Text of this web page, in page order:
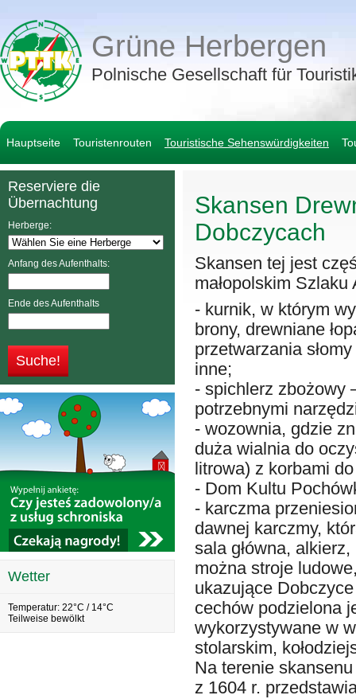
Grüne Herbergen
Polnische Gesellschaft für
Hauptseite Touristenrouten Touristische Sehenswürdigkeiten
Reserviere die
Übernachtung
Herberge:
Anfang des Aufenthalts:
Ende des Aufenthalts
Wetter
Temperatur: 22°C / 14°C
Teilweise bewölkt
Skansen
Dobczycach
Skansen tej jest
małopolskim
- kurnik, w którym
brony, drewniane
przetwarzania
inne;
- spichlerz zbożowy
potrzebnymi
- wozownia, gdzie
duża wialnia do
litrowa) z korbami
- Dom Kultu
- karczma
dawnej karczmy,
sala główna,
można stroje
ukazujące
cechów podzielona
wykorzystywane w
stolarskim,
Na terenie
z 1604 r.